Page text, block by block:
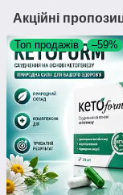
Акційні
Топ продажів –59%